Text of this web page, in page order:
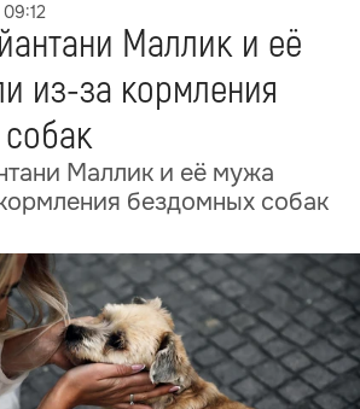
09:12
Маллик и её
из-за кормления
Маллик и её мужа
бездомных собак